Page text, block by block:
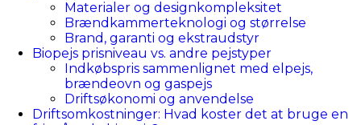
Materialer og designkompleksitet
Brændkammerteknologi og størrelse
Brand, garanti og ekstraudstyr
Biopejs prisniveau vs. andre pejstyper
Indkøbspris sammenlignet med elpejs,
brændeovn og gaspejs
Driftsøkonomi og anvendelse
Driftsomkostninger: Hvad koster det at bruge en